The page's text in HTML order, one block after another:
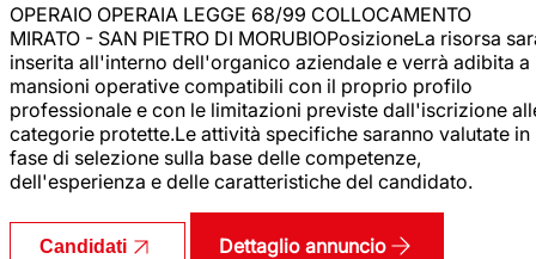
OPERAIO OPERAIA LEGGE 68/99 COLLOCAMENTO
MIRATO - SAN PIETRO DI MORUBIOPosizioneLa risorsa
inserita all'interno dell'organico aziendale e verrà adibita a
mansioni operative compatibili con il proprio profilo
professionale e con le limitazioni previste dall'iscrizione
categorie protette.Le attività specifiche saranno valutate in
fase di selezione sulla base delle competenze,
dell'esperienza e delle caratteristiche del candidato.
Candidati Dettaglio annuncio